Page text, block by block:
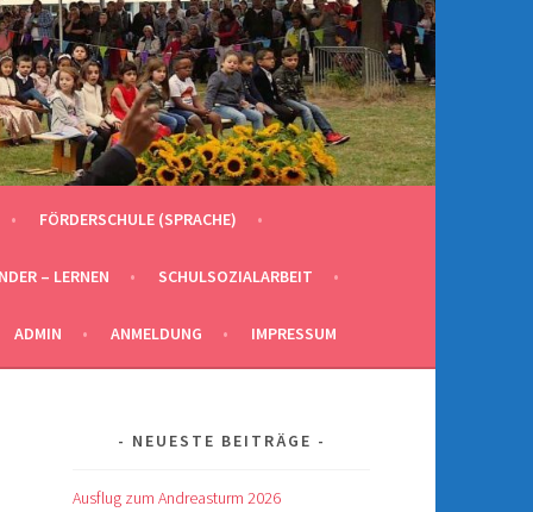
FÖRDERSCHULE (SPRACHE)
– LERNEN SCHULSOZIALARBEIT
ADMIN ANMELDUNG IMPRESSUM
NEUESTE BEITRÄGE
Ausflug zum Andreasturm 2026